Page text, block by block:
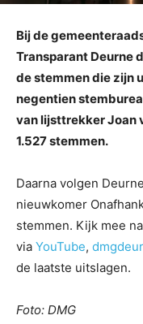
Bij de
Transparant Deurne
de stemmen die zijn
negentien
van lijsttrekker Joan
1.527 stemmen.
Daarna volgen
nieuwkomer
stemmen. Kijk mee
via YouTube,
de laatste uitslagen.
Foto: DMG